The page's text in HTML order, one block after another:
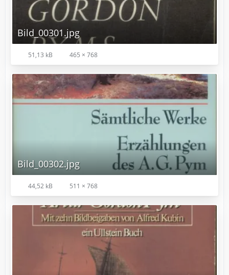
Bild_00301.jpg
51,13 kB 465 × 768
Bild_00302.jpg
44,52 kB 511 × 768